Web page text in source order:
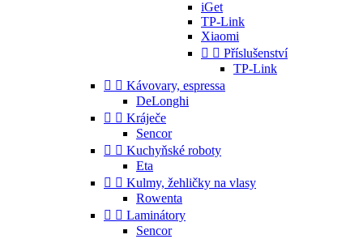
iGet
TP-Link
Xiaomi
  Příslušenství
TP-Link
  Kávovary, espressa
DeLonghi
  Kráječe
Sencor
  Kuchyňské roboty
Eta
  Kulmy, žehličky na vlasy
Rowenta
  Laminátory
Sencor